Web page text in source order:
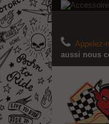
Appelez-
aussi nous